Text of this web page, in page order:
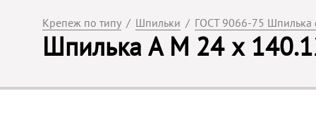
Крепеж по типу / Шпильки / ГОСТ 9066-75 Шпилька
Шпилька А M 24 x